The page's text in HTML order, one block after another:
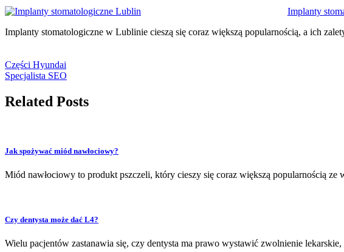
Implanty
Implanty stomatologiczne w Lublinie cieszą się coraz większą popularnością, a ich
Części Hyundai
Specjalista SEO
Related Posts
Jak spożywać miód nawłociowy?
Miód nawłociowy to produkt pszczeli, który cieszy się coraz większą popularnością
Czy dentysta może dać L4?
Wielu pacjentów zastanawia się, czy dentysta ma prawo wystawić zwolnienie